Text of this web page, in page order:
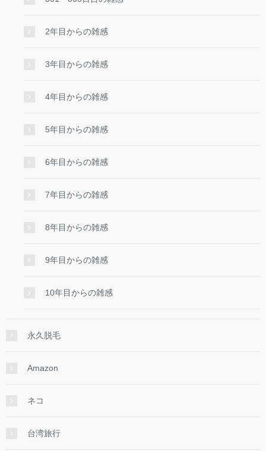
2年目からの雑感
3年目からの雑感
4年目からの雑感
5年目からの雑感
6年目からの雑感
7年目からの雑感
8年目からの雑感
9年目からの雑感
10年目からの雑感
永久脱毛
Amazon
ネコ
台湾旅行